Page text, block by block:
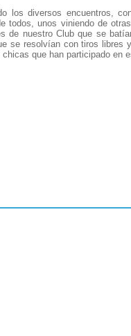
los diversos encuentros,
todos, unos viniendo de
de nuestro Club que se
se resolvían con tiros
que han participado en